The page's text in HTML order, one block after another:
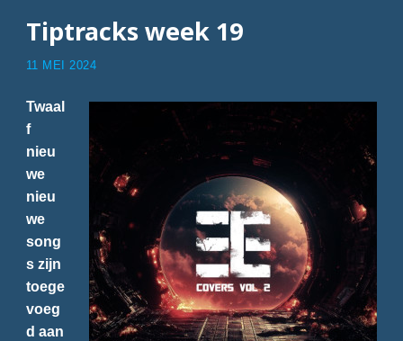
Tiptracks week 19
11 MEI 2024
Twaal
f
nieu
we
nieu
we
song
s zijn
toege
voeg
d aan